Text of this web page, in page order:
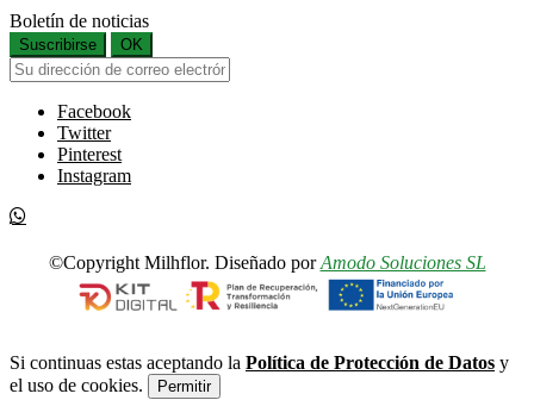
Boletín de noticias
Suscribirse OK
Facebook
Twitter
Pinterest
Instagram
©Copyright Milhflor. Diseñado porAmodo Soluciones SL
Si continuas estas aceptando la Política de Protección de Datos y
el uso de cookies.
Permitir